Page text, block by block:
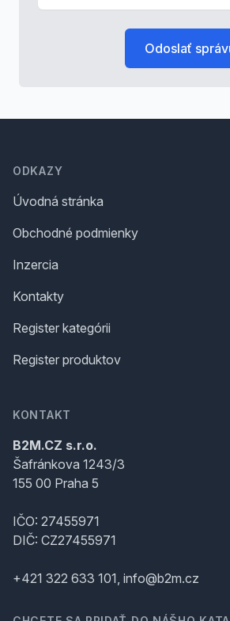
Odoslať
ODKAZY
Úvodná stránka
Obchodné podmienky
Inzercia
Kontakty
Register kategórii
Register produktov
KONTAKT
B2M.CZ s.r.o.
Šafránkova 1243/3
155 00 Praha 5
IČO: 27455971
DIČ: CZ27455971
+421 322 633 101, info@b2m.cz